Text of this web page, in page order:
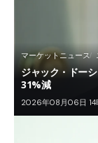
マーケットニュース
ジャック・ドー
31%減
2026年08月06日 14